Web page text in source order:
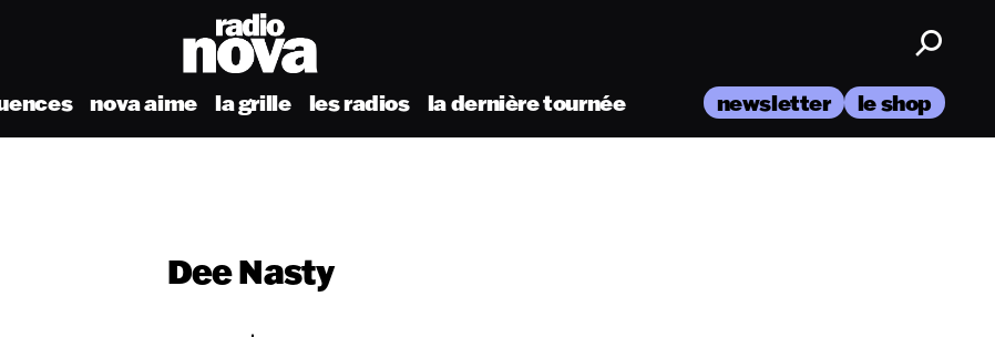
nova aime la grille les radios la dernière tournée newsletter le shop
Dee Nasty